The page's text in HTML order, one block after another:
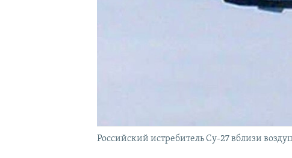
Российский истребитель Су-27 вблизи